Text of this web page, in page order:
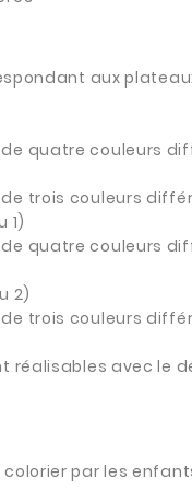
aux
quatre couleurs
trois couleurs
1)
quatre couleurs
2)
trois couleurs
réalisables avec le
par les